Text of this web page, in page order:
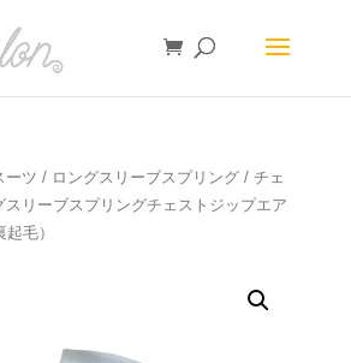
ーツ / ロングスリーブスプリング/ チェ
リーブスプリングチェストジップエア
毛）